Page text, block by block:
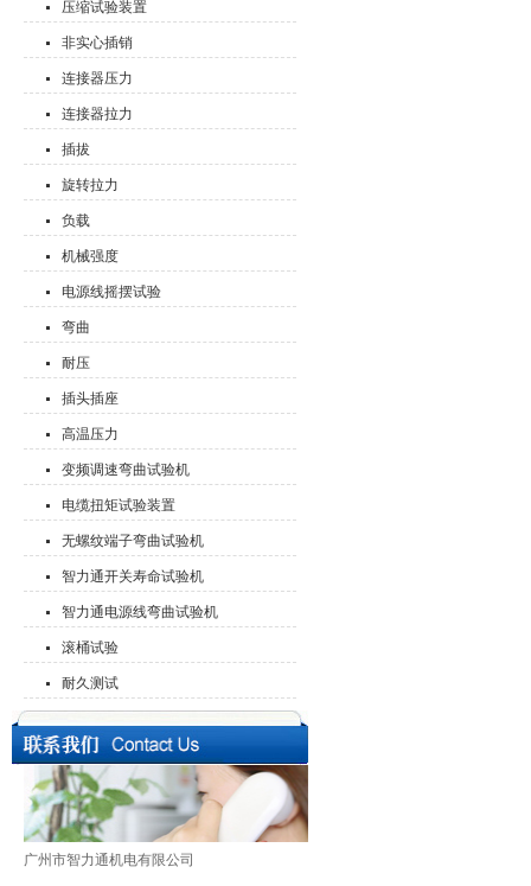
压缩试验装置
非实心插销
连接器压力
连接器拉力
插拔
旋转拉力
负载
机械强度
电源线摇摆试验
弯曲
耐压
插头插座
高温压力
变频调速弯曲试验机
电缆扭矩试验装置
无螺纹端子弯曲试验机
智力通开关寿命试验机
智力通电源线弯曲试验机
滚桶试验
耐久测试
广州市智力通机电有限公司